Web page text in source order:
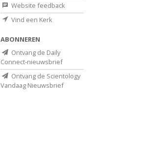
Website feedback
Vind een Kerk
ABONNEREN
Ontvang de Daily
Connect-nieuwsbrief
Ontvang de Scientology
Vandaag Nieuwsbrief